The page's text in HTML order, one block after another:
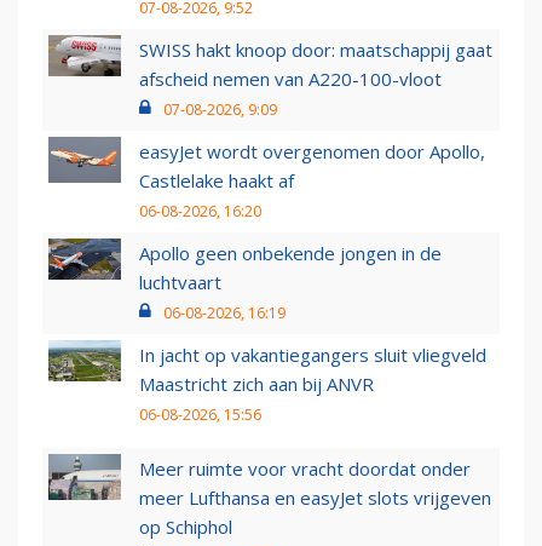
07-08-2026, 9:52
SWISS hakt knoop door: maatschappij gaat
afscheid nemen van A220-100-vloot
07-08-2026, 9:09
easyJet wordt overgenomen door Apollo,
Castlelake haakt af
06-08-2026, 16:20
Apollo geen onbekende jongen in de
luchtvaart
06-08-2026, 16:19
In jacht op vakantiegangers sluit vliegveld
Maastricht zich aan bij ANVR
06-08-2026, 15:56
Meer ruimte voor vracht doordat onder
meer Lufthansa en easyJet slots vrijgeven
op Schiphol